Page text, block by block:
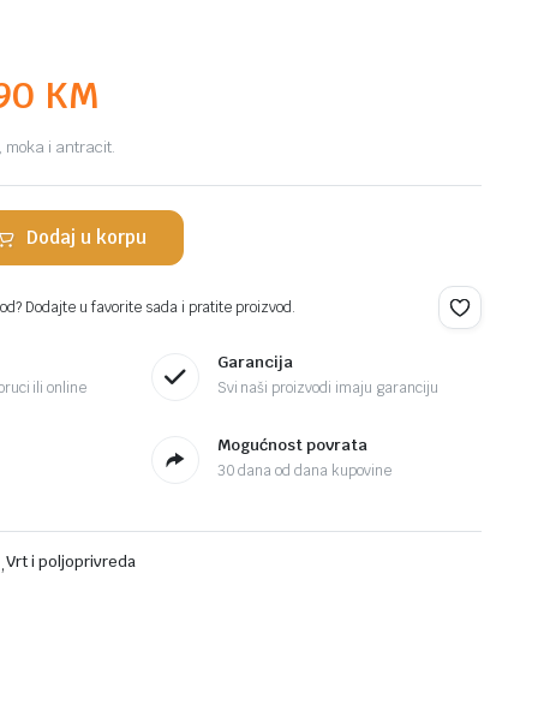
KM
moka i antracit.
Dodaj u korpu
Dodajte u favorite sada i pratite proizvod.
ili online
Garancija
Svi naši proizvodi imaju garanciju
Mogućnost povrata
30 dana od dana kupovine
,Vrt i poljoprivreda